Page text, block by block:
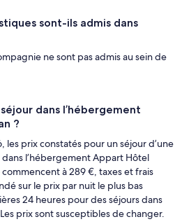
sont-ils admis dans
ne sont pas admis au sein de
dans l’hébergement
?
les prix constatés pour un séjour d’une
l’hébergement Appart Hôtel
commencent à 289 €, taxes et frais
sur le prix par nuit le plus bas
24 heures pour des séjours dans
prix sont susceptibles de changer.